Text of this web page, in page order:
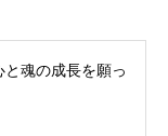
魂の成長を願っ